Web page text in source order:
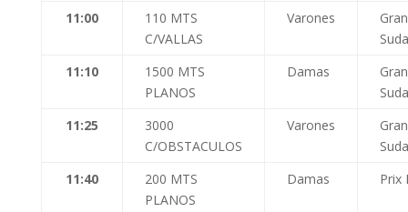
11:00
110 MTS
C/VALLAS
Varones
11:10
1500 MTS
PLANOS
Damas
11:25
3000
C/OBSTACULOS
Varones
11:40
200 MTS
PLANOS
Damas Prix